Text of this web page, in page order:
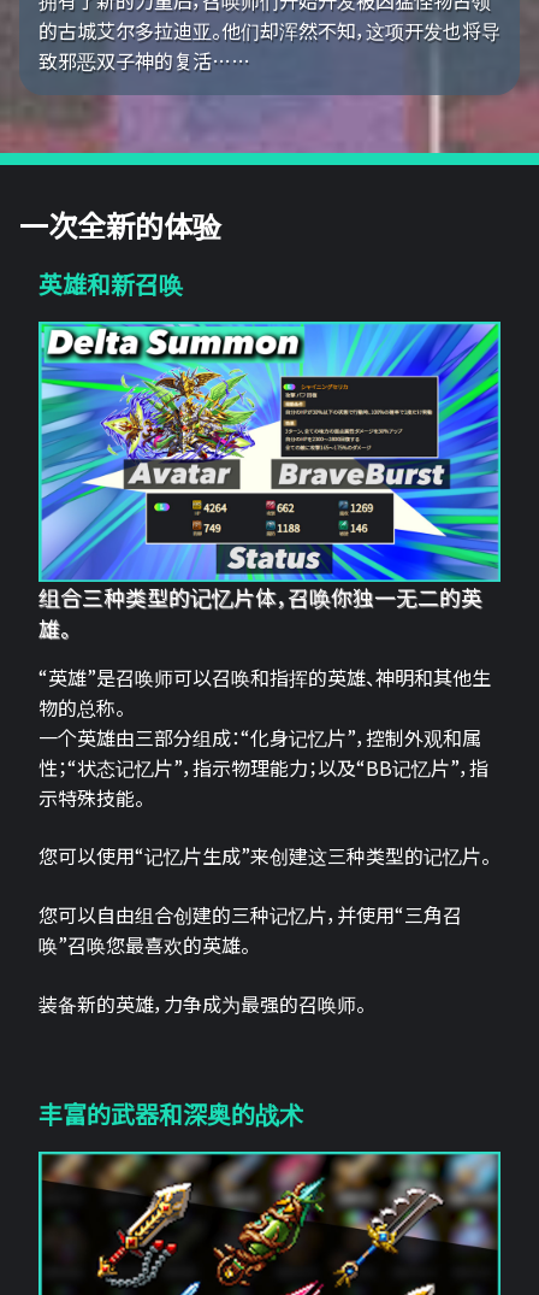
的古城艾尔多拉迪亚。他们却浑然不知，这项开发也将导
致邪恶双子神的复活……
一次全新的体验
英雄和新召唤
组合三种类型的记忆片体，召唤你独一无二的英
雄。
“英雄”是召唤师可以召唤和指挥的英雄、神明和其他生
物的总称。
一个英雄由三部分组成：“化身记忆片”，控制外观和属
性；“状态记忆片”，指示物理能力；以及“BB记忆片”，指
示特殊技能。
您可以使用“记忆片生成”来创建这三种类型的记忆片。
您可以自由组合创建的三种记忆片，并使用“三角召
唤”召唤您最喜欢的英雄。
装备新的英雄，力争成为最强的召唤师。
丰富的武器和深奥的战术